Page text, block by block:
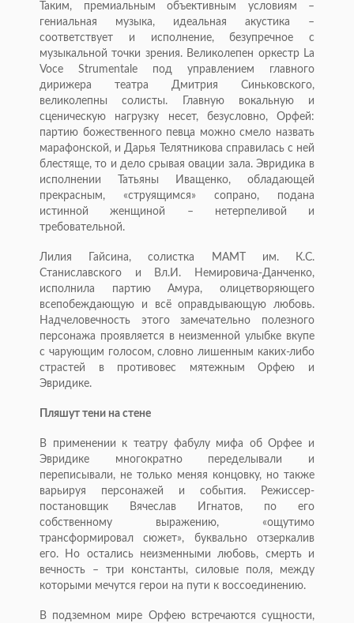
Таким, премиальным объективным условиям –
гениальная музыка, идеальная акустика –
соответствует и исполнение, безупречное с
музыкальной точки зрения. Великолепен оркестр La
Voce Strumentale под управлением главного
дирижера театра Дмитрия Синьковского,
великолепны солисты. Главную вокальную и
сценическую нагрузку несет, безусловно, Орфей:
партию божественного певца можно смело назвать
марафонской, и Дарья Телятникова справилась с ней
блестяще, то и дело срывая овации зала. Эвридика в
исполнении Татьяны Иващенко, обладающей
прекрасным, «струящимся» сопрано, подана
истинной женщиной – нетерпеливой и
требовательной.
Лилия Гайсина, солистка МАМТ им. К.С.
Станиславского и Вл.И. Немировича-Данченко,
исполнила партию Амура, олицетворяющего
всепобеж­дающую и всё оправдывающую любовь.
Надчеловечность этого замечательно полезного
персонажа проявляется в неизменной улыбке вкупе
с чарующим голосом, словно лишенным каких-либо
страстей в противовес мятежным Орфею и
Эвридике.
Пляшут тени на стене
В применении к театру фабулу мифа об Орфее и
Эвридике многократно переделывали и
переписывали, не только меняя концовку, но также
варьируя персонажей и события. Режиссер-
постановщик Вячеслав Игнатов, по его
собственному выражению, «ощутимо
трансформировал сюжет», буквально отзеркалив
его. Но остались неизменными любовь, смерть и
вечность – три константы, силовые поля, между
которыми мечутся герои на пути к воссоединению.
В подземном мире Орфею встречаются сущности,